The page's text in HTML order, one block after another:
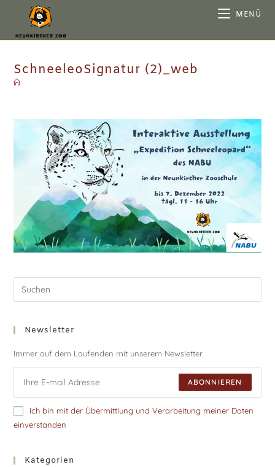
MENÜ
SchneeleoSignatur (2)_web
Newsletter
Immer auf dem Laufenden mit unserem Newsletter
ABONNIEREN
Ich bin mit der Übermittlung und Verarbeitung meiner Daten
einverstanden
Kategorien